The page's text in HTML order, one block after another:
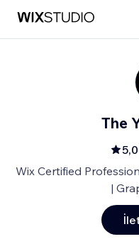
The
5,0
Wix Certified
|